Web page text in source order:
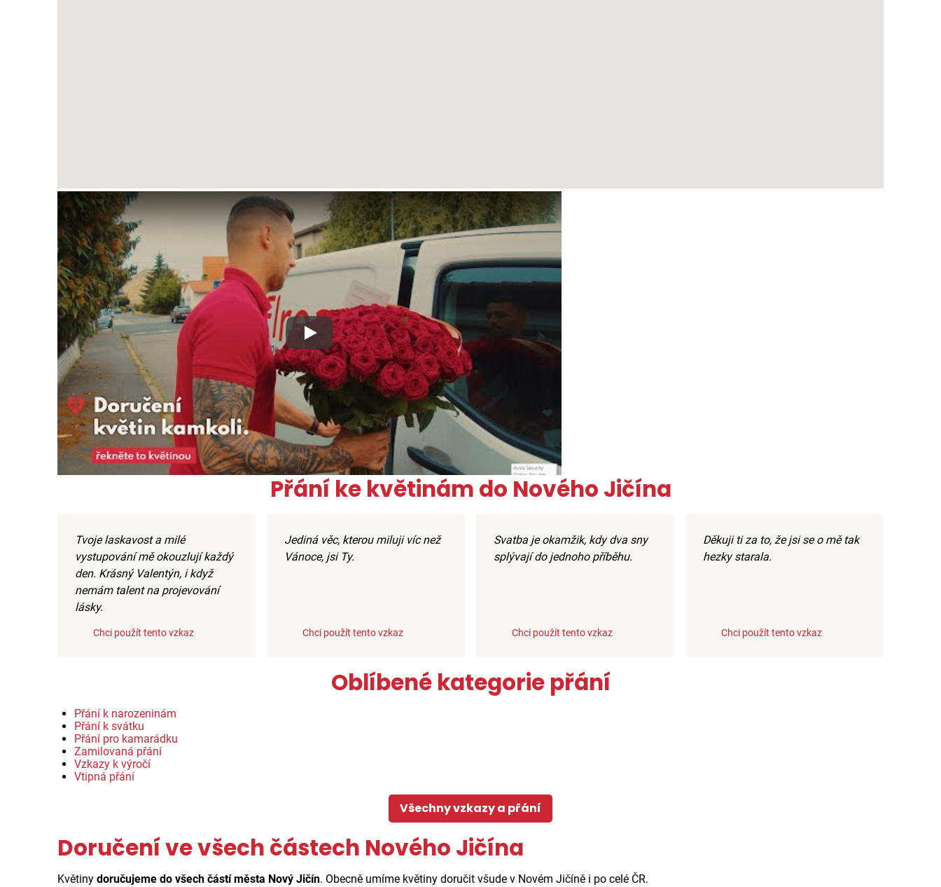
Xxx
Přání ke květinám do Nového Jičína
Tvoje laskavost a milé
vystupování mě okouzlují každý
den. Krásný Valentýn, i když
nemám talent na projevování
lásky.
Chci použít tento vzkaz
Jediná věc, kterou miluji víc než
Vánoce, jsi Ty.
Chci použít tento vzkaz
Svatba je okamžik, kdy dva sny
splývají do jednoho příběhu.
Chci použít tento vzkaz
Děkuji ti za to, že jsi se o mě tak
hezky starala.
Chci použít tento vzkaz
Oblíbené kategorie přání
Přání k narozeninám
Přání k svátku
Přání pro kamarádku
Zamilovaná přání
Vzkazy k výročí
Vtipná přání
Všechny vzkazy a přání
Doručení ve všech částech Nového Jičína
Květiny doručujeme do všech částí města Nový Jičín. Obecně umíme květiny doručit všude v Novém Jičíně i po celé ČR.